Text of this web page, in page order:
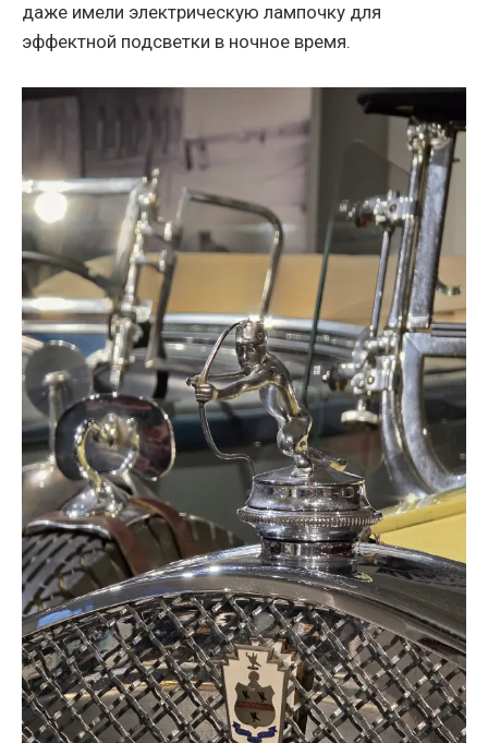
даже имели электрическую лампочку для
эффектной подсветки в ночное время.